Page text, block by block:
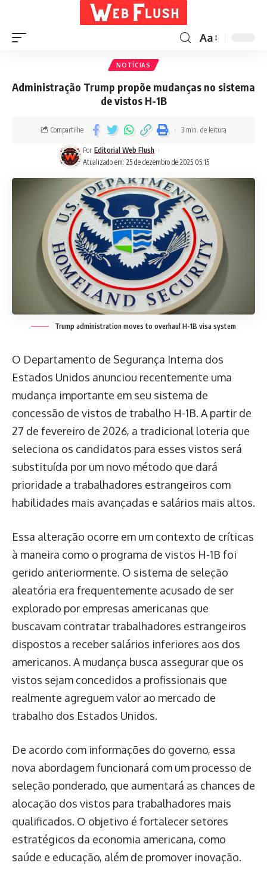
Aa
NOTÍCIAS
Administração Trump propõe mudanças no sistema
de vistos H-1B
Atualizado em: 25 de dezembro de 2025 05:15
Por Editorial Web Flush
Compartilhe 3 min. de leitura
Trump administration moves to overhaul H-1B visa system
O Departamento de Segurança Interna dos
Estados Unidos anunciou recentemente uma
mudança importante em seu sistema de
concessão de vistos de trabalho H-1B. A partir de
27 de fevereiro de 2026, a tradicional loteria que
seleciona os candidatos para esses vistos será
substituída por um novo método que dará
prioridade a trabalhadores estrangeiros com
habilidades mais avançadas e salários mais altos.
Essa alteração ocorre em um contexto de críticas
à maneira como o programa de vistos H-1B foi
gerido anteriormente. O sistema de seleção
aleatória era frequentemente acusado de ser
explorado por empresas americanas que
buscavam contratar trabalhadores estrangeiros
dispostos a receber salários inferiores aos dos
americanos. A mudança busca assegurar que os
vistos sejam concedidos a profissionais que
realmente agreguem valor ao mercado de
trabalho dos Estados Unidos.
De acordo com informações do governo, essa
nova abordagem funcionará com um processo de
seleção ponderado, que aumentará as chances de
alocação dos vistos para trabalhadores mais
qualificados. O objetivo é fortalecer setores
estratégicos da economia americana, como
saúde e educação, além de promover inovação.